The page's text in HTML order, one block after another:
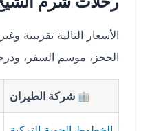
الأسعار التالية تقريبية وغير
الحجز، موسم السفر، ودرجة
شركة الطيران